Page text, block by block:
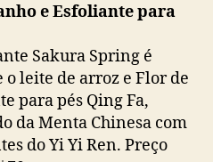
e Esfoliante para
Sakura Spring é
o leite de arroz e Flor de
para pés Qing Fa,
da Menta Chinesa com
do Yi Yi Ren. Preço